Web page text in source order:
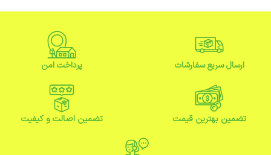
ارسال سریع سفارشات پرداخت امن
تضمین بهترین قیمت تضمین اصالت و کیفیت